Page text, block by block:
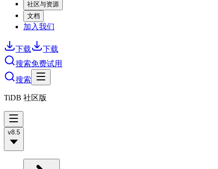
社区与资源
文档
加入我们
下载
下载
搜索免费试用
搜索
TiDB 社区版
v8.5